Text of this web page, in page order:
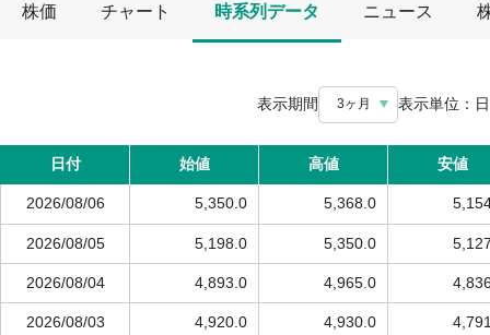
株価 チャート 時系列データ ニュース
表示期間 3ヶ月 表示単位： 日
日付 始値 高値 安値
2026/08/06 5,350.0 5,368.0
2026/08/05 5,198.0 5,350.0
2026/08/04 4,893.0 4,965.0
2026/08/03 4,920.0 4,930.0